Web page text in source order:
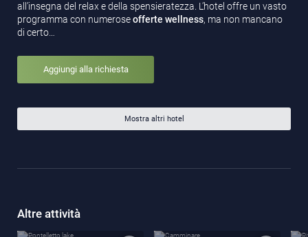
all’insegna del relax e della spensieratezza. L’hotel offre un vasto
programma con numeroseofferte wellness, ma non mancano
di certo…
Aggiungi alla richiesta
Mostra altri hotel
Altre attività